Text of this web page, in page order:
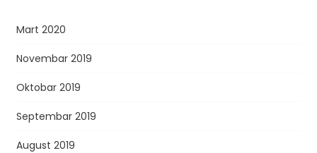
Mart 2020
Novembar 2019
Oktobar 2019
Septembar 2019
August 2019